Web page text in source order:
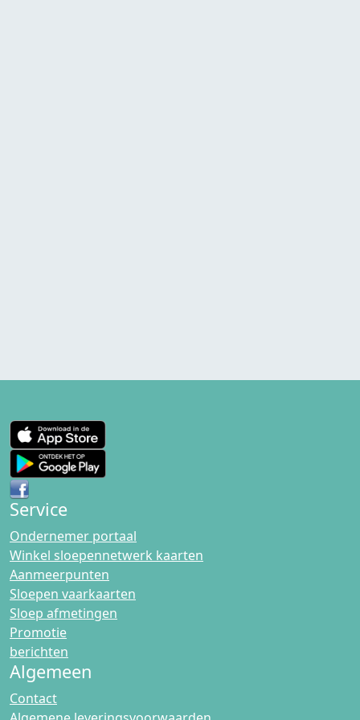
Service
Ondernemer portaal
Winkel sloepennetwerk kaarten
Aanmeerpunten
Sloepen vaarkaarten
Sloep afmetingen
Promotie
berichten
Algemeen
Contact